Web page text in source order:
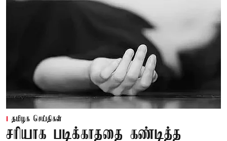
தமிழக செய்திகள்
சரியாக படிக்காததை கண்டித்த